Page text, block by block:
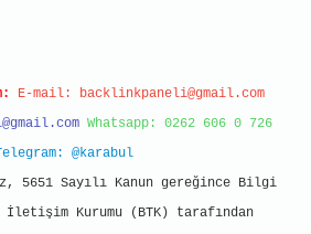
E-mail: backlinkpaneli@gmail.com
Whatsapp: 0262 606 0 726
@karabul
5651 Sayılı Kanun gereğince Bilgi
Kurumu (BTK) tarafından